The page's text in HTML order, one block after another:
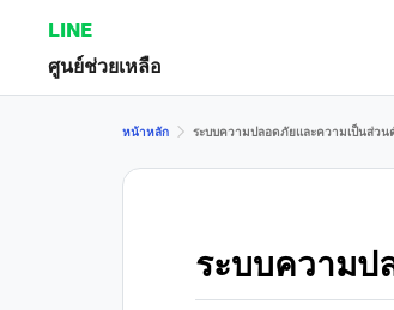
LINE
ศูนย์ช่วยเหลือ
หน้าหลัก ระบบความปลอดภัยและความเป็นส่วน
ระบบความป